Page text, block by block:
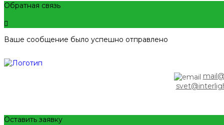
Обратная связь
Ваше сообщение было успешно отправлено
Оставить заявку